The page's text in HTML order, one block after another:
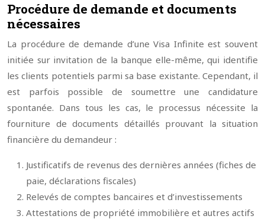
Procédure de demande et documents
nécessaires
La procédure de demande d’une Visa Infinite est souvent
initiée sur invitation de la banque elle-même, qui identifie
les clients potentiels parmi sa base existante. Cependant, il
est parfois possible de soumettre une candidature
spontanée. Dans tous les cas, le processus nécessite la
fourniture de documents détaillés prouvant la situation
financière du demandeur :
Justificatifs de revenus des dernières années (fiches de
paie, déclarations fiscales)
Relevés de comptes bancaires et d’investissements
Attestations de propriété immobilière et autres actifs